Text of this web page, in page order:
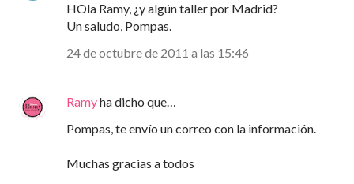
HOla Ramy, ¿y algún taller por Madrid?
Un saludo, Pompas.
24 de octubre de 2011 a las 15:46
Ramyha dicho que…
Pompas, te envío un correo con la información.
Muchas gracias a todos